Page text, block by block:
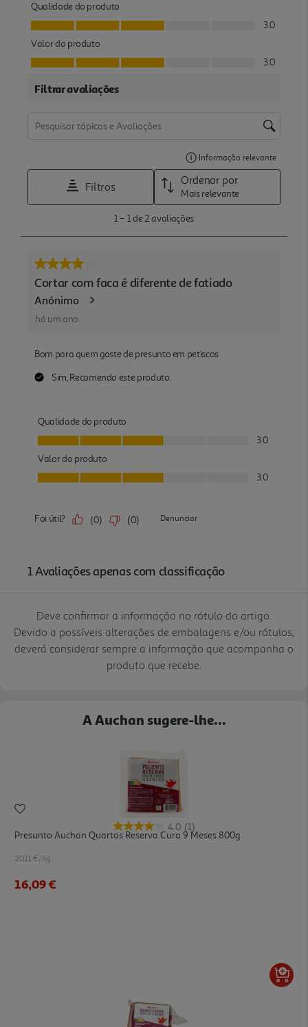
Deve confirmar a informação no rótulo do artigo.
Devido a possíveis alterações de embalagens e/ou rótulos,
deverá considerar sempre a informação que acompanha o
produto que recebe.
A Auchan sugere-lhe...
4.0 (1)
Presunto Auchan Quartos Reserva Cura 9 Meses 800g
20.11 €/Kg
16,09 €